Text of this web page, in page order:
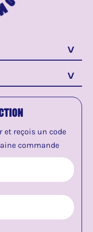
>
>
et reçois un code
commande